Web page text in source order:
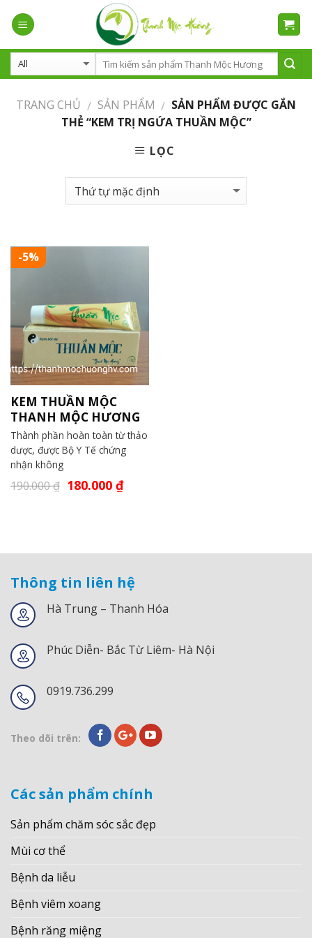
TRANG CHỦ / SẢN PHẨM / SẢN PHẨM ĐƯỢC GẮN
THẺ “KEM TRỊ NGỨA THUẦN MỘC”
LỌC
-5%
KEM THUẦN MỘC
THANH MỘC HƯƠNG
Thành phần hoàn toàn từ thảo
dược, được Bộ Y Tế chứng
nhận không
190.000₫ 180.000 ₫
Thông tin liên hệ
Hà Trung – Thanh Hóa
Phúc Diễn- Bắc Từ Liêm- Hà Nội
0919.736.299
Theo dõi trên:
Các sản phẩm chính
Sản phẩm chăm sóc sắc đẹp
Mùi cơ thể
Bệnh da liễu
Bệnh viêm xoang
Bệnh răng miệng